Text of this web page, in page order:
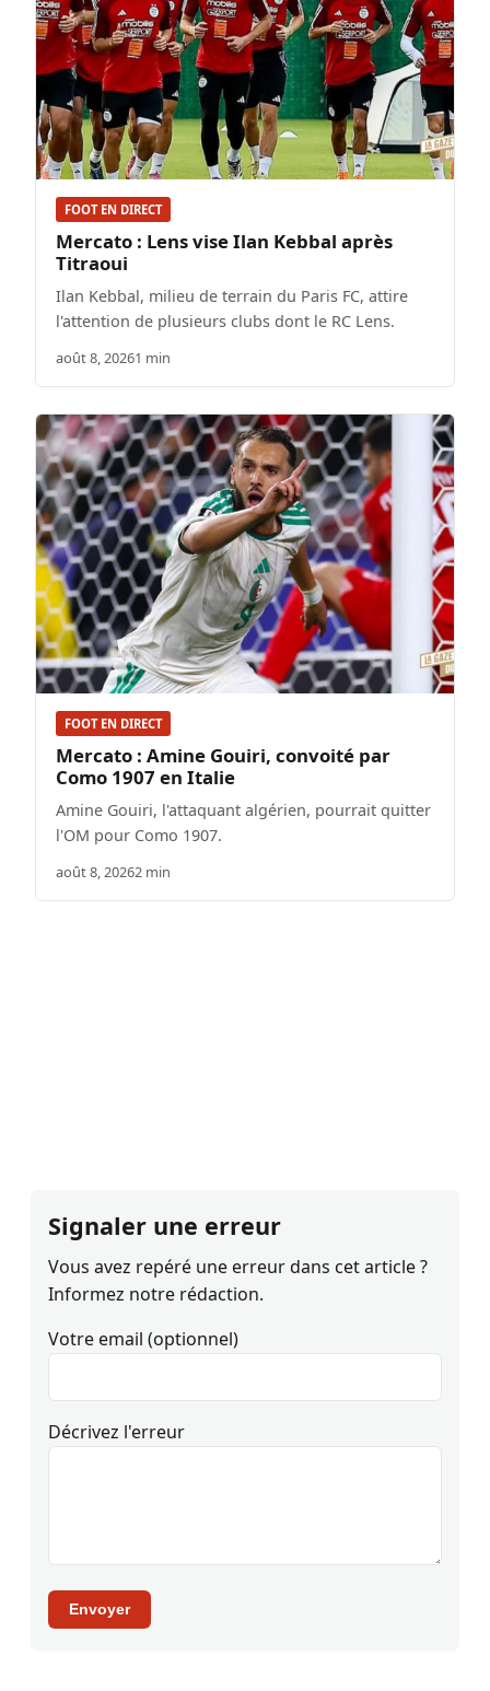
FOOT EN DIRECT
Mercato : Lens vise Ilan Kebbal après
Titraoui
Ilan Kebbal, milieu de terrain du Paris FC, attire
l'attention de plusieurs clubs dont le RC Lens.
août 8, 20261 min
FOOT EN DIRECT
Mercato : Amine Gouiri, convoité par
Como 1907 en Italie
Amine Gouiri, l'attaquant algérien, pourrait quitter
l'OM pour Como 1907.
août 8, 20262 min
Signaler une erreur
Vous avez repéré une erreur dans cet article ?
Informez notre rédaction.
Votre email (optionnel)
Décrivez l'erreur
Envoyer